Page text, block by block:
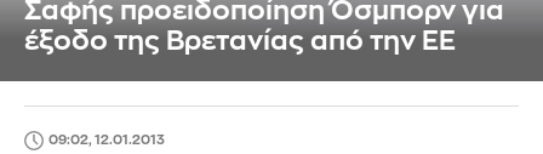
Σαφής προειδοποίηση Όσμπορν για
έξοδο της Βρετανίας από την ΕΕ
09:02, 12.01.2013